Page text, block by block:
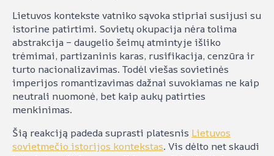
Lietuvos kontekste vatniko sąvoka stipriai susijusi su
istorine patirtimi. Sovietų okupacija nėra tolima
abstrakcija – daugelio šeimų atmintyje išliko
trėmimai, partizaninis karas, rusifikacija, cenzūra ir
turto nacionalizavimas. Todėl viešas sovietinės
imperijos romantizavimas dažnai suvokiamas ne kaip
neutrali nuomonė, bet kaip aukų patirties
menkinimas.
Šią reakciją padeda suprasti platesnis Lietuvos
sovietmečio istorijos kontekstas. Vis dėlto net skaudi